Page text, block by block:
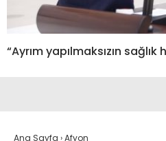
“Ayrım yapılmaksızın
Ana Sayfa ›Afyon